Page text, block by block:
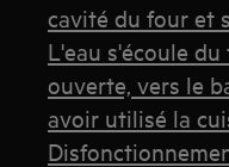
cavité du four et
L'eau s'écoule
ouverte, vers le
avoir utilisé la